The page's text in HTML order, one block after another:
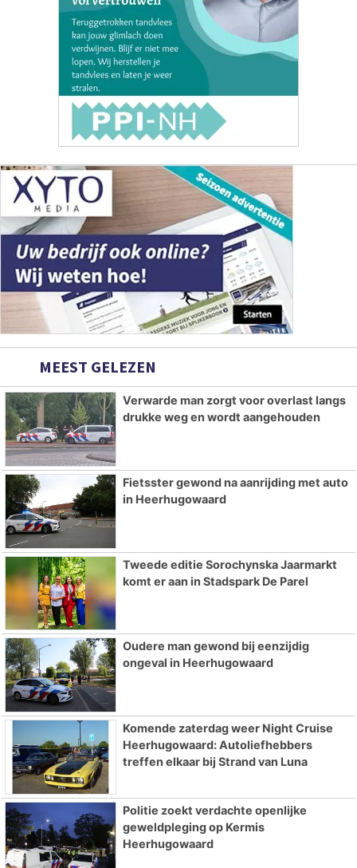
MEEST GELEZEN
Verwarde man zorgt voor overlast langs
drukke weg en wordt aangehouden
Fietsster gewond na aanrijding met auto
in Heerhugowaard
Tweede editie Sorochynska Jaarmarkt
komt er aan in Stadspark De Parel
Oudere man gewond bij eenzijdig
ongeval in Heerhugowaard
Komende zaterdag weer Night Cruise
Heerhugowaard: Autoliefhebbers
treffen elkaar bij Strand van Luna
Politie zoekt verdachte openlijke
geweldpleging op Kermis
Heerhugowaard